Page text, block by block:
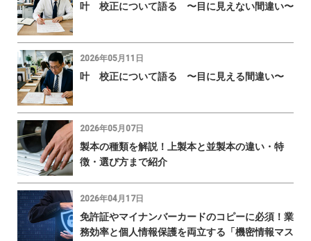
叶 校正について語る 〜目に見えない間違い〜
2026年05月11日
叶 校正について語る 〜目に見える間違い〜
2026年05月07日
製本の種類を解説！上製本と並製本の違い・特
徴・選び方まで紹介
2026年04月17日
免許証やマイナンバーカードのコピーに必須！業
務効率と個人情報保護を両立する「機密情報マス